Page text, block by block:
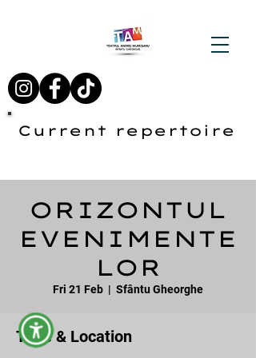
Current repertoire
ORIZONTUL
EVENIMENTE
LOR
Fri 21 Feb
  |
Sfântu Gheorghe
Time & Location